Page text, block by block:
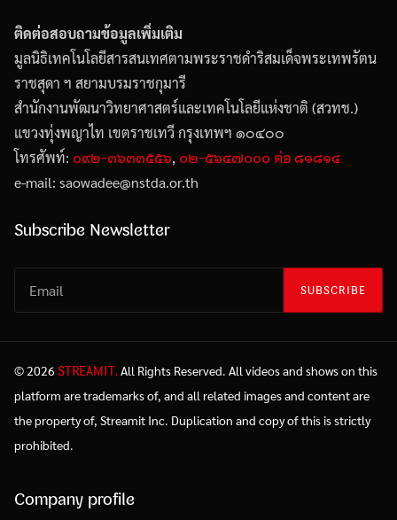
ติดต่อสอบถามข้อมูลเพิ่มเติม
มูลนิธิเทคโนโลยีสารสนเทศตามพระราชดำริสมเด็จพระเทพรัตน
ราชสุดา ฯ สยามบรมราชกุมารี
สำนักงานพัฒนาวิทยาศาสตร์และเทคโนโลยีแห่งชาติ (สวทช.)
แขวงทุ่งพญาไท เขตราชเทวี กรุงเทพฯ ๑๐๔๐๐
โทรศัพท์: ๐๙๒-๓๖๓๓๕๕๖, ๐๒-๕๖๔๗๐๐๐ ต่อ ๘๑๘๑๔
e-mail: saowadee@nstda.or.th
Subscribe Newsletter
SUBSCRIBE
© 2026 STREAMIT.All Rights Reserved. All videos and shows on this
platform are trademarks of, and all related images and content are
the property of, Streamit Inc. Duplication and copy of this is strictly
prohibited.
Company profile